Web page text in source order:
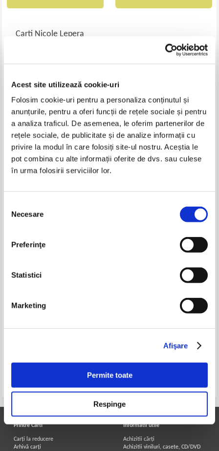
Acest site utilizează cookie-uri
Folosim cookie-uri pentru a personaliza conținutul și
anunțurile, pentru a oferi funcții de rețele sociale și pentru
a analiza traficul. De asemenea, le oferim partenerilor de
rețele sociale, de publicitate și de analize informații cu
privire la modul în care folosiți site-ul nostru. Aceștia le
pot combina cu alte informații oferite de dvs. sau culese
în urma folosirii serviciilor lor.
consimțământului
Necesare
Preferinţe
Statistici
Marketing
Afişare
Permite toate
Respinge
Carti Nicole Lepera
Nicole Lepera - Cum sa-ti
tiparele de comportament,
IN STOC
Adaugă în coș
Nicole LePera - Cunoaste-te pe
work. Recognise your patterns,
iubirea oe care o cauti
Pagina:
Printre Carti
Carți la reducere
Arhivă carți
Informatii utile
Achizitii cărți
Achizitii viniluri, casete, CD/DVD